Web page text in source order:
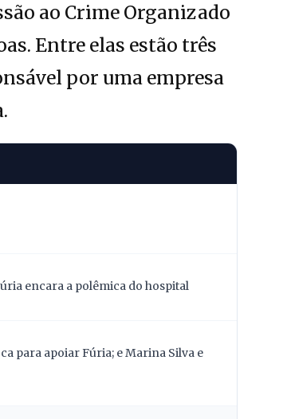
ao Crime Organizado
Entre elas estão três
por uma empresa
encara a polêmica do hospital
para apoiar Fúria; e Marina Silva e